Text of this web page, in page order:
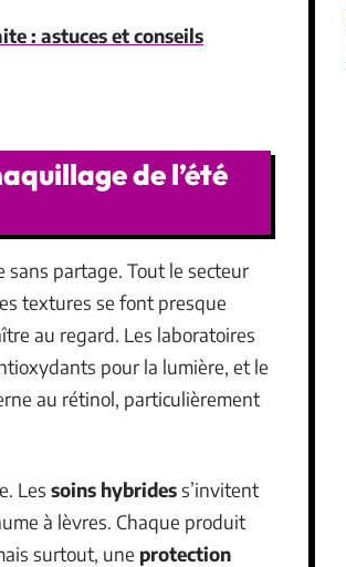
: astuces et conseils
de l’été
sans partage. Tout le secteur
textures se font presque
au regard. Les laboratoires
pour la lumière, et le
au rétinol, particulièrement
Les soins hybridess’invitent
à lèvres. Chaque produit
surtout, une protection